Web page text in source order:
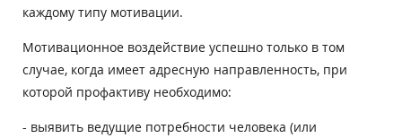
каждому типу мотивации.
Мотивационное воздействие успешно только в том
случае, когда имеет адресную направленность, при
которой профактиву необходимо:
- выявить ведущие потребности человека (или